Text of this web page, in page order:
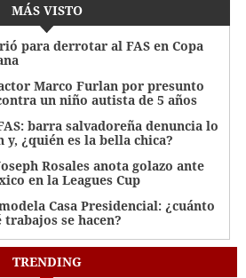
MÁS VISTO
para derrotar al FAS en Copa
Marco Furlan por presunto
un niño autista de 5 años
barra salvadoreña denuncia lo
y, ¿quién es la bella chica?
Rosales anota golazo ante
en la Leagues Cup
Casa Presidencial: ¿cuánto
trabajos se hacen?
TRENDING